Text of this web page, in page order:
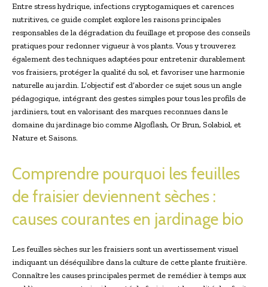
Entre stress hydrique, infections cryptogamiques et carences
nutritives, ce guide complet explore les raisons principales
responsables de la dégradation du feuillage et propose des conseils
pratiques pour redonner vigueur à vos plants. Vous y trouverez
également des techniques adaptées pour entretenir durablement
vos fraisiers, protéger la qualité du sol, et favoriser une harmonie
naturelle au jardin. L’objectif est d’aborder ce sujet sous un angle
pédagogique, intégrant des gestes simples pour tous les profils de
jardiniers, tout en valorisant des marques reconnues dans le
domaine du jardinage bio comme Algoflash, Or Brun, Solabiol, et
Nature et Saisons.
Comprendre pourquoi les feuilles
de fraisier deviennent sèches :
causes courantes en jardinage bio
Les feuilles sèches sur les fraisiers sont un avertissement visuel
indiquant un déséquilibre dans la culture de cette plante fruitière.
Connaître les causes principales permet de remédier à temps aux